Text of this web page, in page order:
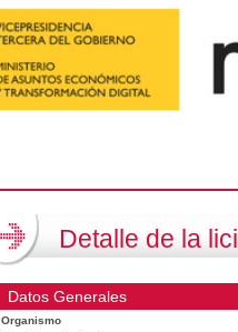
Detalle de la
Datos Generales
Organismo